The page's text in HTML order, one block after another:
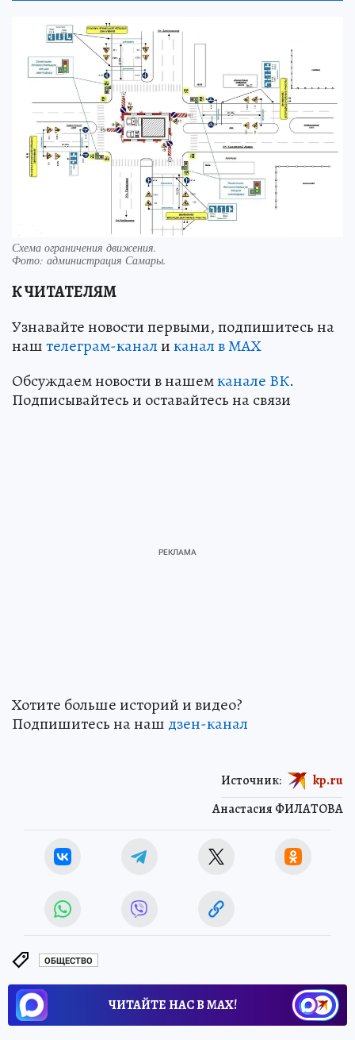
Схема ограничения движения.
Фото: администрация Самары.
К ЧИТАТЕЛЯМ
Узнавайте новости первыми, подпишитесь на
наштелеграм-каналиканал в МАХ
Обсуждаем новости в нашемканале ВК.
Подписывайтесь и оставайтесь на связи
Хотите больше историй и видео?
Подпишитесь на наш дзен-канал
Анастасия ФИЛАТОВА
Источник: kp.ru
ОБЩЕСТВО
ЧИТАЙТЕ НАС В МАХ!